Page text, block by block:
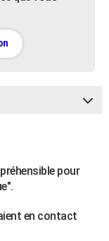
pour
en contact